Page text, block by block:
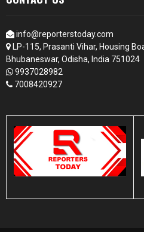
info@reporterstoday.com
LP-115, Prasanti Vihar, Housing
Bhubaneswar, Odisha, India 751024
9937028982
7008420927